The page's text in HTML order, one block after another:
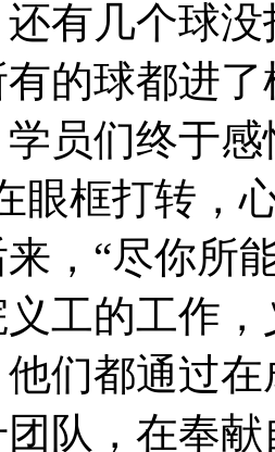
有几个球
的球都进
员们终于
眼框打转，
，“尽你所
工的工作
们都通过
队，在奉